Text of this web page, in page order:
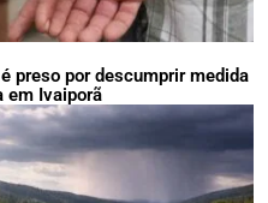
preso por descumprir medida
em Ivaiporã